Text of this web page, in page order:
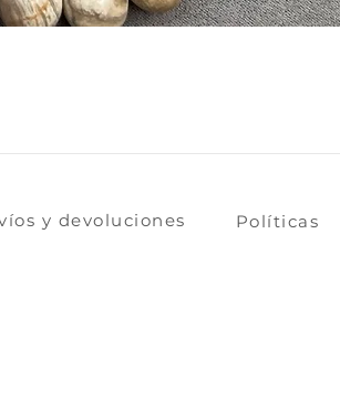
y devoluciones ​​​​Políticas